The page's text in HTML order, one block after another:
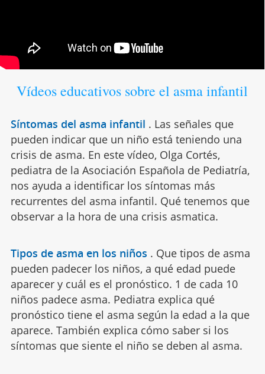
Vídeos educativos sobre el asma infantil
Síntomas del asma infantil . Las señales que
pueden indicar que un niño está teniendo una
crisis de asma. En este vídeo, Olga Cortés,
pediatra de la Asociación Española de Pediatría,
nos ayuda a identificar los síntomas más
recurrentes del asma infantil. Qué tenemos que
observar a la hora de una crisis asmatica.
Tipos de asma en los niños . Que tipos de asma
pueden padecer los niños, a qué edad puede
aparecer y cuál es el pronóstico. 1 de cada 10
niños padece asma. Pediatra explica qué
pronóstico tiene el asma según la edad a la que
aparece. También explica cómo saber si los
síntomas que siente el niño se deben al asma.